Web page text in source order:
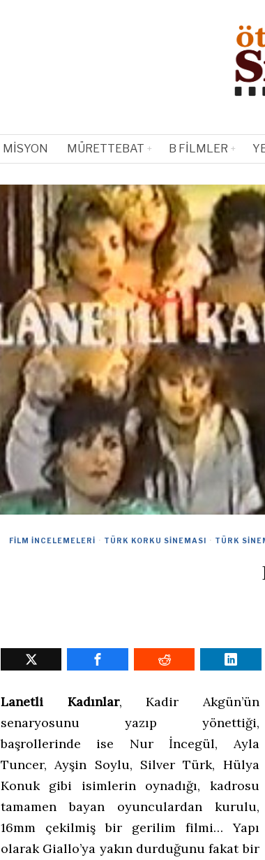
MISYON MÜRETTEBAT B FILMLER
FILM İNCELEMELERI · TÜRK KORKU SINEMASI · TÜRK
Lanetli Kadınlar, Kadir Akgün’ün
senaryosunu yazıp yönettiği,
başrollerinde ise Nur İncegül, Ayla
Tuncer, Ayşin Soylu, Silver Türk, Hülya
Konuk gibi isimlerin oynadığı, kadrosu
tamamen bayan oyunculardan kurulu,
16mm çekilmiş bir gerilim filmi… Yapı
olarak Giallo’ya yakın durduğunu fakat bir